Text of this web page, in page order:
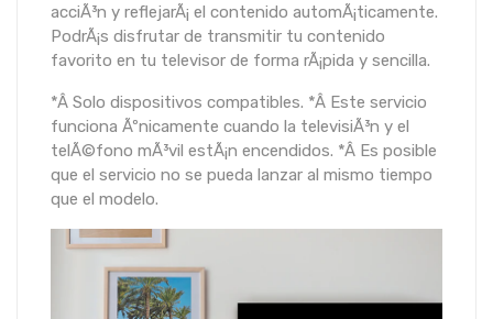
acciÃ³n y reflejarÃ¡ el contenido automÃ¡ticamente.
PodrÃ¡s disfrutar de transmitir tu contenido
favorito en tu televisor de forma rÃ¡pida y sencilla.
*Â Solo dispositivos compatibles. *Â Este servicio
funciona Ãºnicamente cuando la televisiÃ³n y el
telÃ©fono mÃ³vil estÃ¡n encendidos. *Â Es posible
que el servicio no se pueda lanzar al mismo tiempo
que el modelo.